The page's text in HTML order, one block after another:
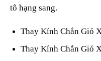
tô hạng sang.
Thay Kính Chắn Gió
Thay Kính Chắn Gió